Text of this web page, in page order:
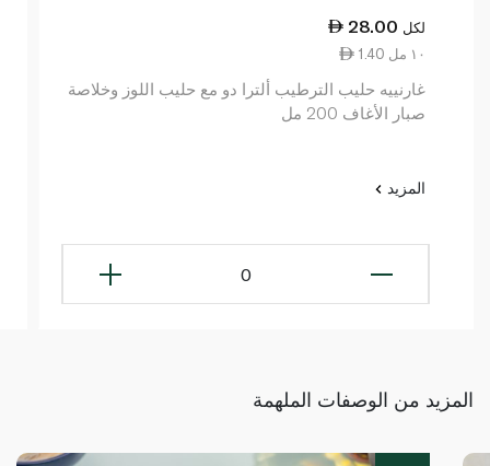
28.00 لكل
1.40 ١٠ مل
غارنييه حليب الترطيب ألترا دو مع حليب اللوز وخلاصة
صبار الأغاف 200 مل
المزيد
0
المزيد من الوصفات الملهمة